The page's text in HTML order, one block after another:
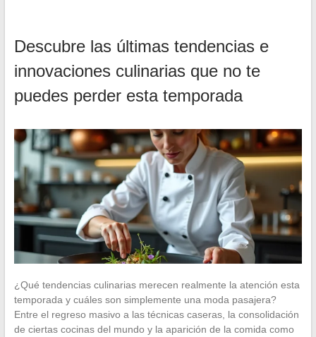
Descubre las últimas tendencias e
innovaciones culinarias que no te
puedes perder esta temporada
¿Qué tendencias culinarias merecen realmente la atención esta
temporada y cuáles son simplemente una moda pasajera?
Entre el regreso masivo a las técnicas caseras, la consolidación
de ciertas cocinas del mundo y la aparición de la comida como